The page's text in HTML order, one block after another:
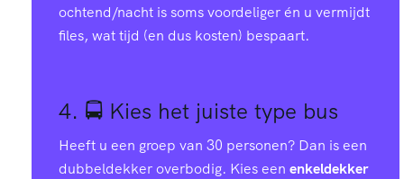
ochtend/nacht is soms voordeliger én u vermijdt
files, wat tijd (en dus kosten) bespaart.
4. 🚍 Kies het juiste type bus
Heeft u een groep van 30 personen? Dan is een
dubbeldekker overbodig. Kies een enkeldekker